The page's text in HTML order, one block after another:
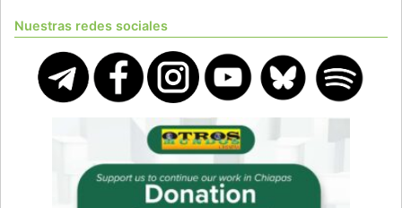
Nuestras redes sociales